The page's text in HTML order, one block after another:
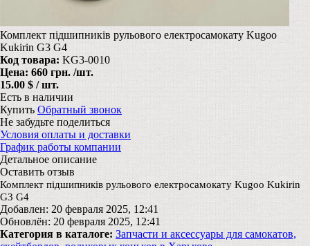
Комплект підшипників рульового електросамокату Kugoo
Kukirin G3 G4
Код товара: KG3-0010
Цена: 660 грн. /шт.
15.00 $ / шт.
Есть в наличии
Купить Обратный звонок
Не забудьте поделиться
Условия оплаты и доставки
График работы компании
Детальное описание
Оставить отзыв
Комплект підшипників рульового електросамокату Kugoo Kukirin
G3 G4
Добавлен: 20 февраля 2025, 12:41
Обновлён: 20 февраля 2025, 12:41
Категория в каталоге: Запчасти и аксессуары для самокатов,